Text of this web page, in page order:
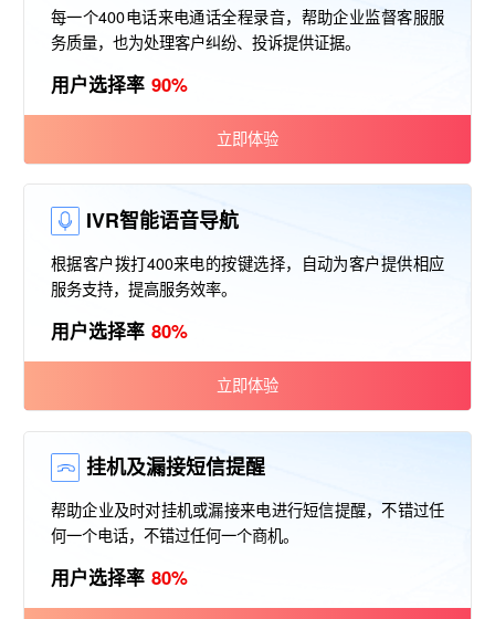
每一个400电话来电通话全程录音，帮助企业监督客服服
务质量，也为处理客户纠纷、投诉提供证据。
用户选择率 90%
立即体验
IVR智能语音导航
根据客户拨打400来电的按键选择，自动为客户提供相应
服务支持，提高服务效率。
用户选择率 80%
立即体验
挂机及漏接短信提醒
帮助企业及时对挂机或漏接来电进行短信提醒，不错过任
何一个电话，不错过任何一个商机。
用户选择率 80%